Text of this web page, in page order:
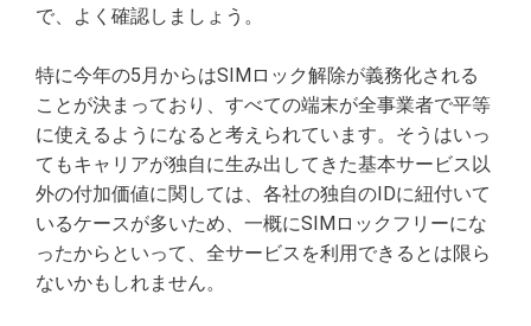
で、よく確認しましょう。
特に今年の5月からはSIMロック解除が義務化される
ことが決まっており、すべての端末が全事業者で平等
に使えるようになると考えられています。そうはいっ
てもキャリアが独自に生み出してきた基本サービス以
外の付加価値に関しては、各社の独自のIDに紐付いて
いるケースが多いため、一概にSIMロックフリーにな
ったからといって、全サービスを利用できるとは限ら
ないかもしれません。